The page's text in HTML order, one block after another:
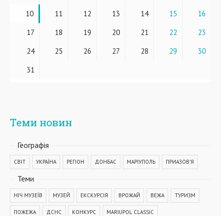
10
11 12 13 14 15
16
17
18 19 20 21 22
23
24
25 26 27 28 29
30
31
Теми новин
Географiя
СВІТ УКРАЇНА РЕГІОН ДОНБАС МАРІУПОЛЬ ПРИАЗОВ'Я
Теми
НІЧ МУЗЕЇВ МУЗЕЙ ЕКСКУРСІЯ ВРОЖАЙ ВЕЖА ТУРИЗМ
ПОЖЕЖА ДСНС КОНКУРС MARIUPOL CLASSIC